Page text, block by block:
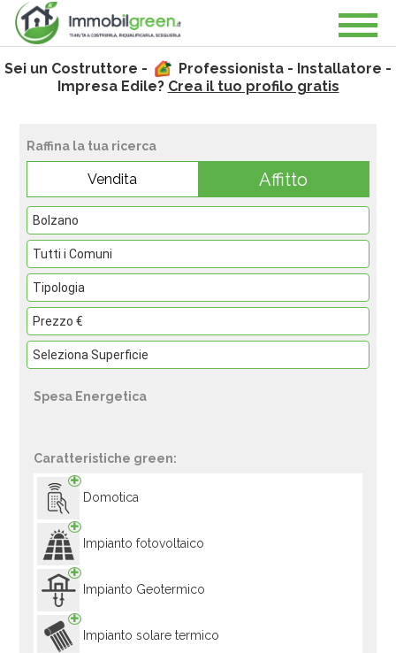
Sei un Costruttore -
Professionista - Installatore -
Impresa Edile? Crea il tuo profilo gratis
Raffina la tua ricerca
Vendita Affitto
Spesa Energetica
Caratteristiche green:
Domotica
Impianto fotovoltaico
Impianto Geotermico
Impianto solare termico